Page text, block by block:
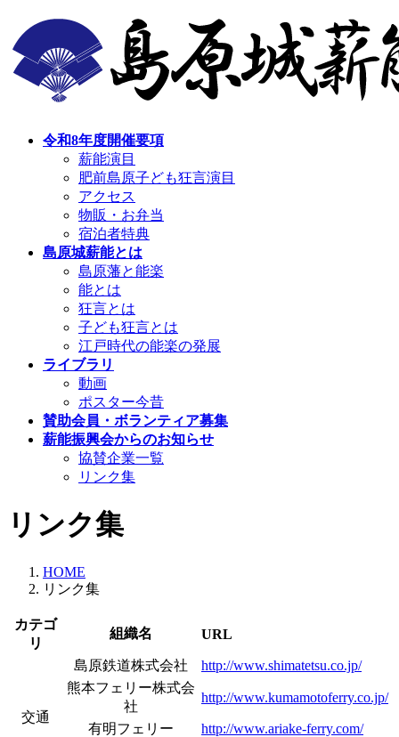
ン
テ
ン
ビ
ゲ
ー
令和8年度開催要項
薪能演目
肥前島原子ども狂言演目
アクセス
物販・お弁当
宿泊者特典
島原城薪能とは
島原藩と能楽
能とは
狂言とは
子ども狂言とは
江戸時代の能楽の発展
ライブラリ
動画
ポスター今昔
賛助会員・ボランティア募集
薪能振興会からのお知らせ
協賛企業一覧
リンク集
リンク集
HOME
リンク集
カテゴ
リ
組織名 URL
交通
島原鉄道株式会社
http://www.shimatetsu.co.jp/
熊本フェリー株式会
社
http://www.kumamotoferry.co.jp/
有明フェリー
http://www.ariake-ferry.com/